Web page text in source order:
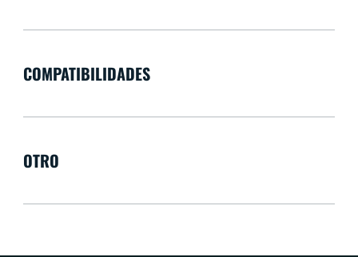
COMPATIBILIDADES
OTRO